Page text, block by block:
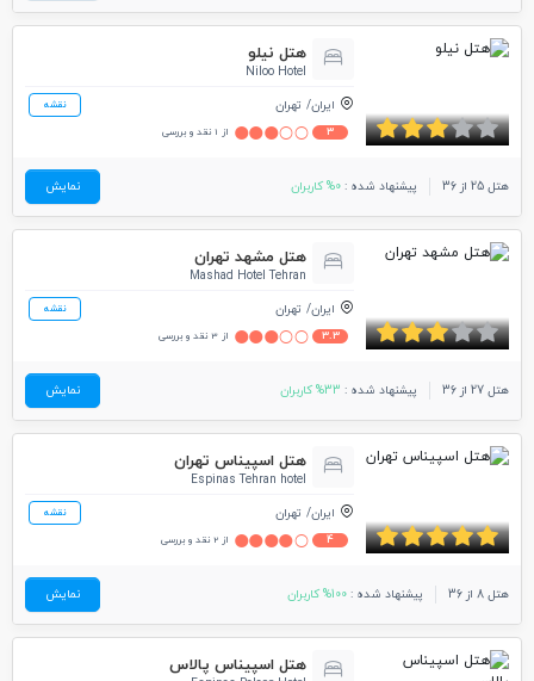
هتل نیلو
Niloo Hotel
ایران تهران نقشه
3 از 1 نقد و بررسی
هتل 25 از 36 پیشنهاد شده : 0% کاربران نمایش
هتل مشهد تهران
Mashad Hotel Tehran
ایران تهران نقشه
3.3 از 3 نقد و بررسی
هتل 27 از 36 پیشنهاد شده : 33% کاربران نمایش
هتل اسپیناس تهران
Espinas Tehran hotel
ایران تهران نقشه
4 از 2 نقد و بررسی
هتل 8 از 36 پیشنهاد شده : 100% کاربران نمایش
هتل اسپیناس پالاس